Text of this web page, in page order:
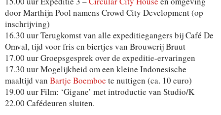
door Marthijn Pool namens Crowd City Development (op
inschrijving)
16.30 uur Terugkomst van alle expeditiegangers bij Café De
Omval, tijd voor fris en biertjes van Brouwerij Bruut
17.00 uur Groepsgesprek over de expeditie-ervaringen
17.30 uur Mogelijkheid om een kleine Indonesische
maaltijd van Bartje Boemboe te nuttigen (ca. 10 euro)
19.00 uur Film: ‘Gigane’ met introductie van Studio/K
22.00 Cafédeuren sluiten.